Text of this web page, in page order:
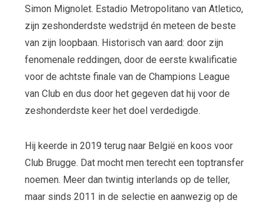
Simon Mignolet. Estadio Metropolitano van Atletico,
zijn zeshonderdste wedstrijd én meteen de beste
van zijn loopbaan. Historisch van aard: door zijn
fenomenale reddingen, door de eerste kwalificatie
voor de achtste finale van de Champions League
van Club en dus door het gegeven dat hij voor de
zeshonderdste keer het doel verdedigde.
Hij keerde in 2019 terug naar België en koos voor
Club Brugge. Dat mocht men terecht een toptransfer
noemen. Meer dan twintig interlands op de teller,
maar sinds 2011 in de selectie en aanwezig op de